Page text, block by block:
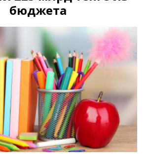
бюджета